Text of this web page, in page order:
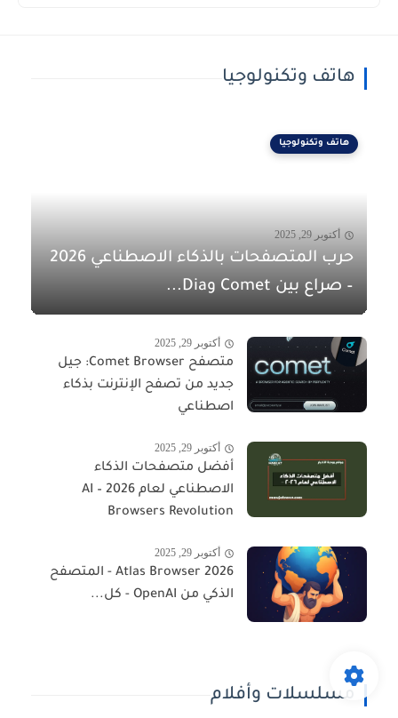
هاتف وتكنولوجيا
هاتف وتكنولوجيا
أكتوبر 29, 2025
حرب المتصفحات بالذكاء الاصطناعي 2026
– صراع بين Comet وDia...
أكتوبر 29, 2025
متصفح Comet Browser: جيل
جديد من تصفح الإنترنت بذكاء
اصطناعي
أكتوبر 29, 2025
أفضل متصفحات الذكاء
الاصطناعي لعام 2026 – AI
Browsers Revolution
أكتوبر 29, 2025
Atlas Browser 2026 - المتصفح
الذكي من OpenAI - كل...
مسلسلات وأفلام